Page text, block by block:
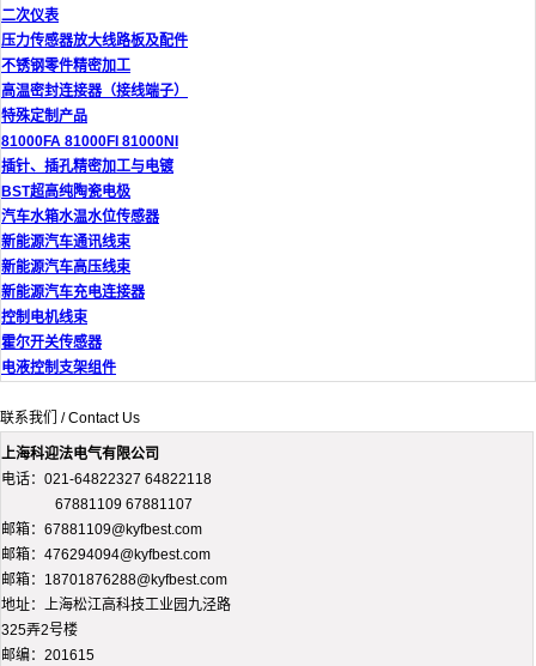
二次仪表
压力传感器放大线路板及配件
不锈钢零件精密加工
高温密封连接器（接线端子）
特殊定制产品
81000FA 81000FI 81000NI
插针、插孔精密加工与电镀
BST超高纯陶瓷电极
汽车水箱水温水位传感器
新能源汽车通讯线束
新能源汽车高压线束
新能源汽车充电连接器
控制电机线束
霍尔开关传感器
电液控制支架组件
联系我们 / Contact Us
上海科迎法电气有限公司
电话：021-64822327 64822118
67881109 67881107
邮箱：67881109@kyfbest.com
邮箱：476294094@kyfbest.com
邮箱：18701876288@kyfbest.com
地址：上海松江高科技工业园九泾路
325弄2号楼
邮编：201615